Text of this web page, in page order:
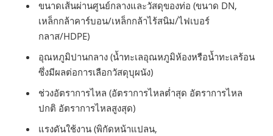
ขนาดเส้นผ่านศูนย์กลางและวัสดุของท่อ (ขนาด DN,
เหล็กกล้าคาร์บอน/เหล็กกล้าไร้สนิม/ไฟเบอร์
กลาส/HDPE)
อุณหภูมิปานกลาง (น้ำทะเลอุณหภูมิห้องหรือน้ำทะเลร้อน
ซึ่งมีผลต่อการเลือกวัสดุบุผนัง)
ช่วงอัตราการไหล (อัตราการไหลต่ำสุด อัตราการไหล
ปกติ อัตราการไหลสูงสุด)
แรงดันใช้งาน (พิกัดหน้าแปลน,